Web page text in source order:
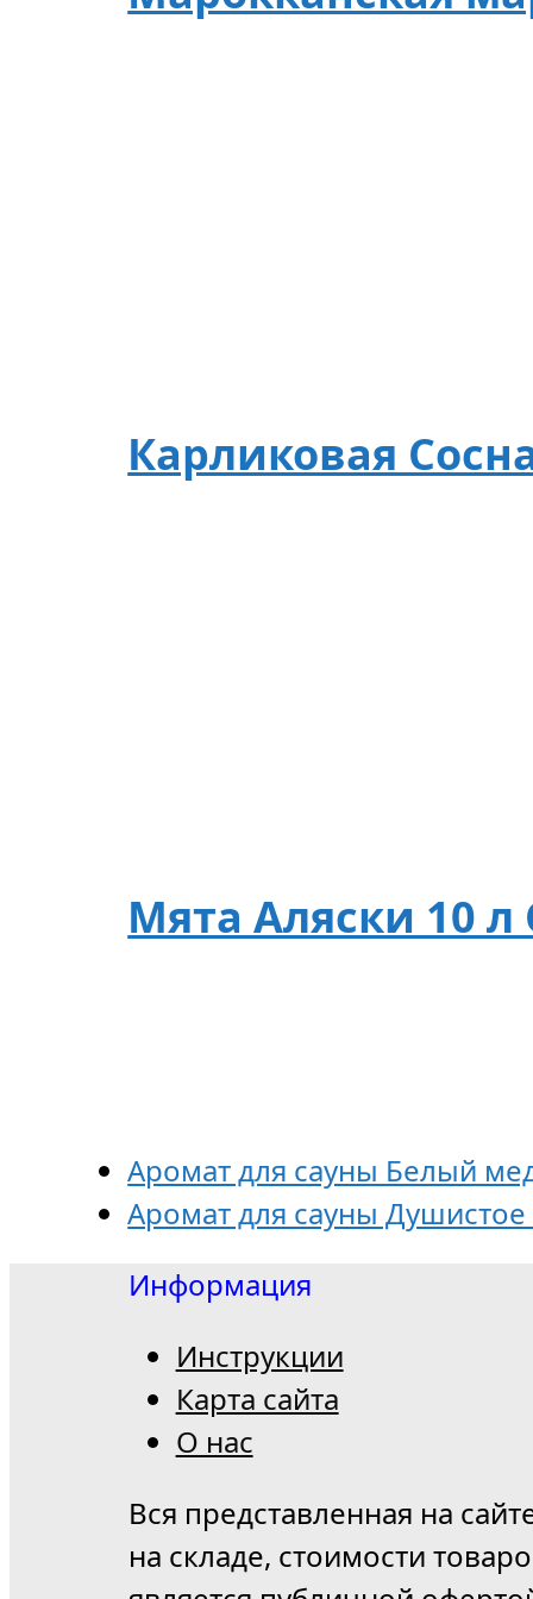
Карликовая
Мята Аляски 10 л
Аромат для сауны Белый
Аромат для сауны Душистое
Информация
Инструкции
Карта сайта
О нас
Вся представленная на
на складе, стоимости